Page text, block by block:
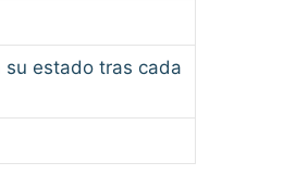
su estado tras cada